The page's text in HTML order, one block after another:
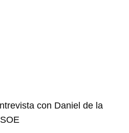
con Daniel de la